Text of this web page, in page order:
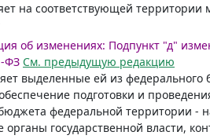
на соответствующей
об изменениях: Подпункт "д"
ФЗ См. предыдущую редакцию
выделенные ей из
подготовки и
федеральной территории -
государственной власти,